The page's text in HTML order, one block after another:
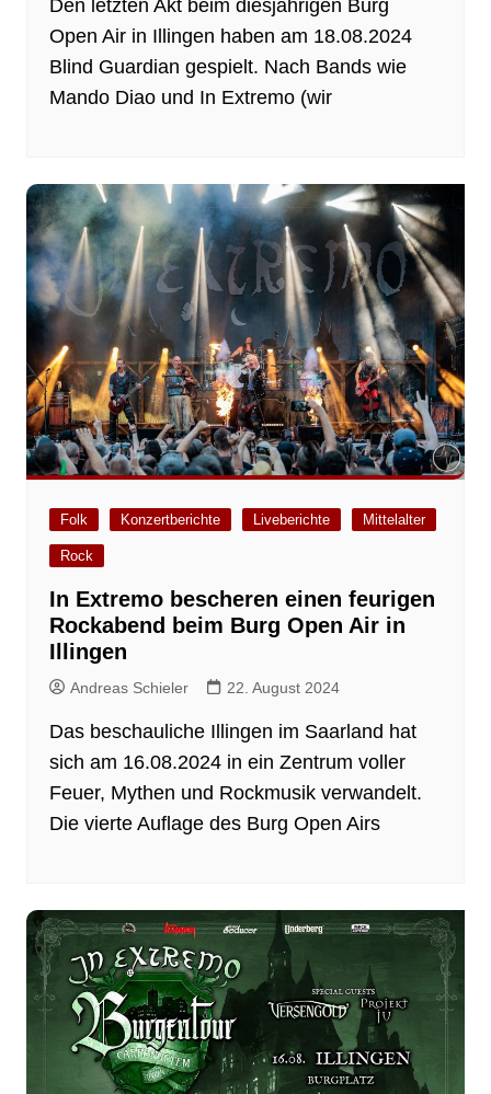
Den letzten Akt beim diesjährigen Burg
Open Air in Illingen haben am 18.08.2024
Blind Guardian gespielt. Nach Bands wie
Mando Diao und In Extremo (wir
Folk Konzertberichte Liveberichte Mittelalter
Rock
In Extremo bescheren einen feurigen
Rockabend beim Burg Open Air in
Illingen
Andreas Schieler 22. August 2024
Das beschauliche Illingen im Saarland hat
sich am 16.08.2024 in ein Zentrum voller
Feuer, Mythen und Rockmusik verwandelt.
Die vierte Auflage des Burg Open Airs